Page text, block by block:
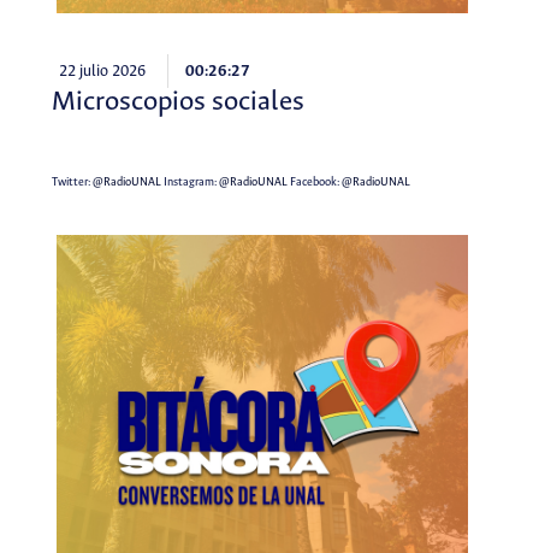
22 julio 2026 00:26:27
Microscopios sociales
Twitter:@RadioUNALInstagram:@RadioUNALFacebook:@RadioUNAL